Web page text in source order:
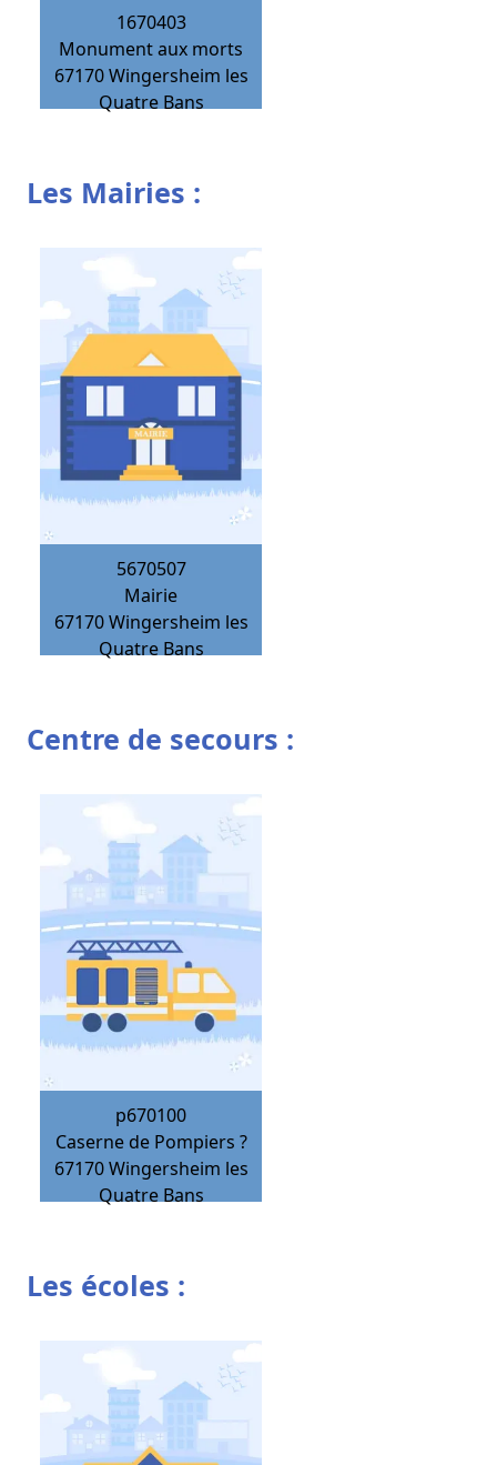
1670403
Monument aux morts
67170 Wingersheim les
Quatre Bans
Les Mairies :
5670507
Mairie
67170 Wingersheim les
Quatre Bans
Centre de secours :
p670100
Caserne de Pompiers ?
67170 Wingersheim les
Quatre Bans
Les écoles :